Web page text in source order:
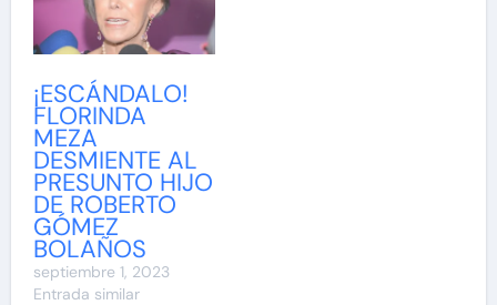
¡ESCÁNDALO!
FLORINDA
MEZA
DESMIENTE AL
PRESUNTO HIJO
DE ROBERTO
GÓMEZ
BOLAÑOS
septiembre 1, 2023
Entrada similar